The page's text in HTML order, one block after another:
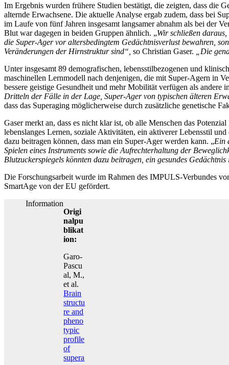
Im Ergebnis wurden frühere Studien bestätigt, die zeigten, dass die
alternde Erwachsene. Die aktuelle Analyse ergab zudem, dass bei
im Laufe von fünf Jahren insgesamt langsamer abnahm als bei der
Blut war dagegen in beiden Gruppen ähnlich. „Wir schließen
die Super-Ager vor altersbedingtem Gedächtnisverlust bewahren,
Veränderungen der Hirnstruktur sind“, so Christian Gaser.
„Die
Unter insgesamt 89 demografischen, lebensstilbezogenen und
maschinellen Lernmodell nach denjenigen, die mit Super-Agern in
bessere geistige Gesundheit und mehr Mobilität verfügen als andere
Dritteln der Fälle in der Lage, Super-Ager von typischen älteren
dass das Superaging möglicherweise durch zusätzliche genetische
Gaser merkt an, dass es nicht klar ist, ob alle Menschen das
lebenslanges Lernen, soziale Aktivitäten, ein aktiverer Lebensstil
dazu beitragen können, dass man ein Super-Ager werden kann. „Ein
Spielen eines Instruments sowie die Aufrechterhaltung der
Blutzuckerspiegels könnten dazu beitragen, ein gesundes
Die Forschungsarbeit wurde im Rahmen des IMPULS-Verbundes
SmartAge von der EU gefördert.
Information
Origi
nalpu
blikat
ion:
Garo-
Pascu
al, M.,
et al.
Brain
structu
re and
pheno
typic
profile
of
supera